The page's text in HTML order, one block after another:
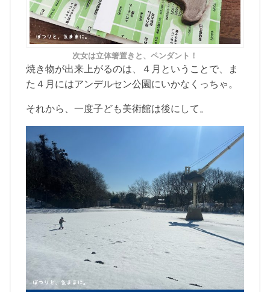
次女は立体箸置きと、ペンダント！
焼き物が出来上がるのは、４月ということで、ま
た４月にはアンデルセン公園にいかなくっちゃ。
それから、一度子ども美術館は後にして。